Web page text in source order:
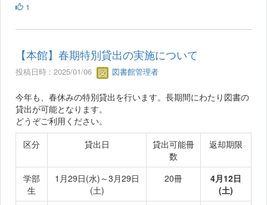
1
【本館】春期特別貸出の実施について
投稿日時 : 2025/01/06 図書館管理者
今年も、春休みの特別貸出を行います。長期間にわたり図書の
貸出が可能となります。
どうぞご利用ください。
区分
貸出日
貸出可能冊
数
返却期限
学部
生
1月29日(水)～3月29日
(土)
20冊
4月12日
(土)